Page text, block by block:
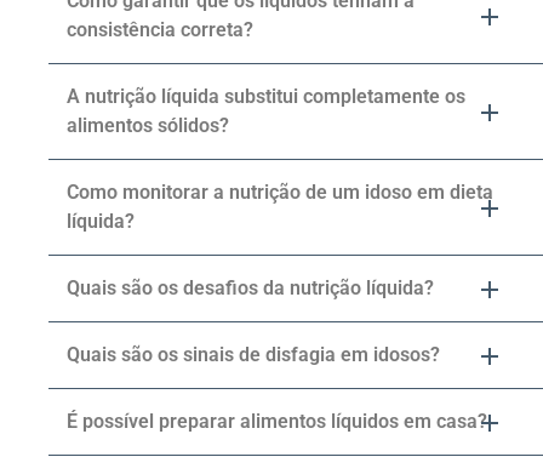
consistência correta?
A nutrição líquida substitui completamente os
alimentos sólidos?
Como monitorar a nutrição de um idoso em dieta
líquida?
Quais são os desafios da nutrição líquida?
Quais são os sinais de disfagia em idosos?
É possível preparar alimentos líquidos em casa?